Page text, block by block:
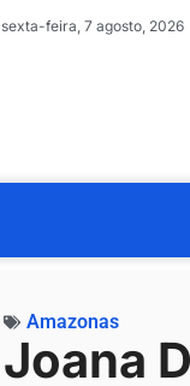
sexta-feira, 7 agosto, 2026
Amazonas
Joana